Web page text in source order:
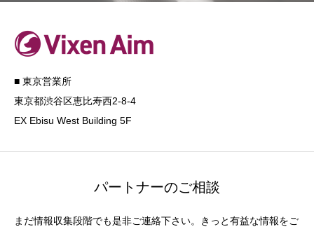
■ 東京営業所
東京都渋谷区恵比寿西2-8-4
EX Ebisu West Building 5F
パートナーのご相談
まだ情報収集段階でも是非ご連絡下さい。きっと有益な情報をご